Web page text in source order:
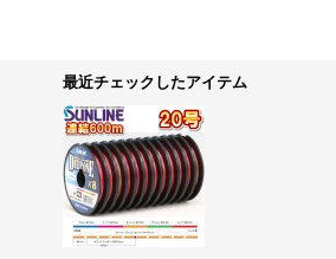
最近チェックしたアイテム